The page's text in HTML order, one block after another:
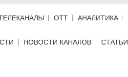
ОТТ АНАЛИТИКА
НОВОСТИ КАНАЛОВ СТАТЬИ